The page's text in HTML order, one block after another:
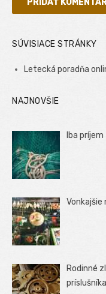
SÚVISIACE STRÁNKY
Letecká poradňa
NAJNOVŠIE
Iba príjem
Vonkajšie
Rodinné